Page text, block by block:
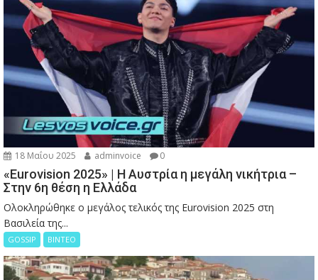
18 Μαΐου 2025 adminvoice 0
«Eurovision 2025» | Η Αυστρία η μεγάλη νικήτρια –
Στην 6η θέση η Ελλάδα
Ολοκληρώθηκε ο μεγάλος τελικός της Eurovision 2025 στη
Βασιλεία της...
GOSSIP ΒΙΝΤΕΟ